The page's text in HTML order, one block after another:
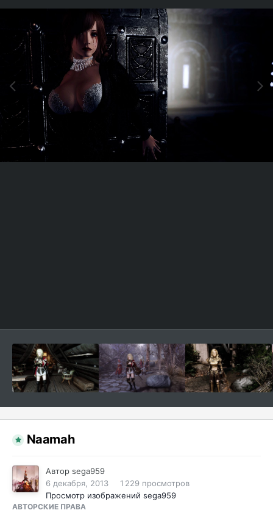
Naamah
Автор sega959
6 декабря, 2013
1 229 просмотров
Просмотр изображений sega959
АВТОРСКИЕ ПРАВА